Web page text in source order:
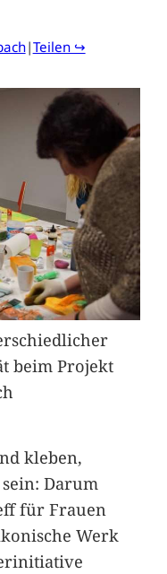
|Teilen ↪
beim Projekt
kleben,
Darum
für Frauen
Werk